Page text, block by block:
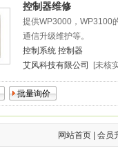
控制器维修
提供WP3000，WP3100
通信升级维护等。
控制系统 控制器
艾风科技有限公司 [未核
网站首页| 会员